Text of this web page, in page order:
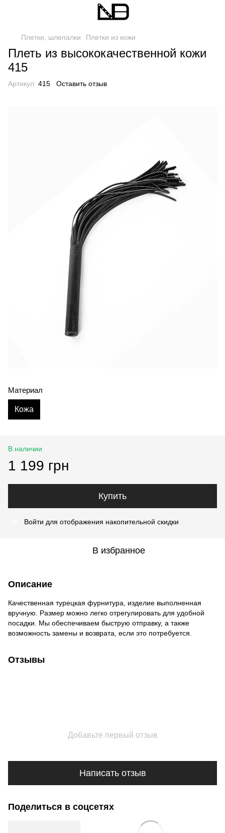
Плетки, шлепалки Плетки из кожи
Плеть из высококачественной кожи
415
Артикул: 415 Оставить отзыв
Материал
Кожа
В наличии
1 199 грн
Купить
Войти для отображения накопительной скидки
В избранное
Описание
Качественная турецкая фурнитура, изделие выполненная
вручную. Размер можно легко отрегулировать для удобной
посадки. Мы обеспечиваем быструю отправку, а также
возможность замены и возврата, если это потребуется.
Отзывы
Добавьте первый отзыв
Написать отзыв
Поделиться в соцсетях